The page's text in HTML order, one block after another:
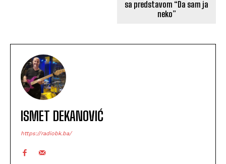
sa predstavom “Da sam ja
neko”
ISMET DEKANOVIĆ
https://radiobk.ba/